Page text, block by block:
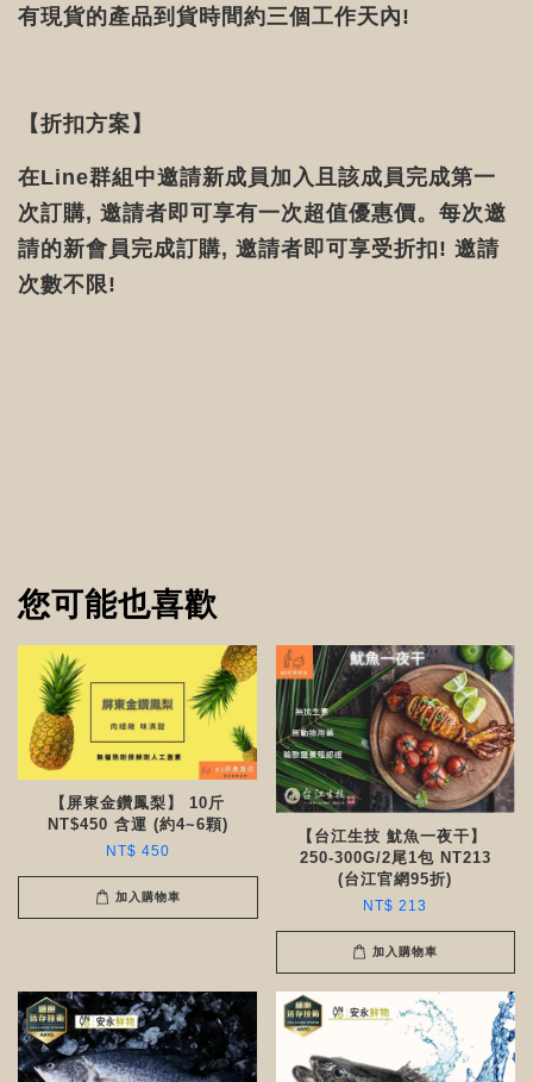
有現貨的產品到貨時間約三個工作天內!
【折扣方案】
在Line群組中邀請新成員加入且該成員完成第一
次訂購, 邀請者即可享有一次超值優惠價。每次邀
請的新會員完成訂購, 邀請者即可享受折扣! 邀請
次數不限!
您可能也喜歡
【屏東金鑽鳳梨】 10斤
NT$450 含運 (約4~6顆)
NT$ 450
加入購物車
【台江生技 魷魚一夜干】
250-300G/2尾1包 NT213
(台江官網95折)
NT$ 213
加入購物車